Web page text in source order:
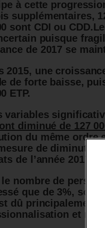
à cette
supplémentaires,
sont CDI ou
puisque
de 2017 se
2015, une
de forte baisse,
ETP.
variables
diminué de 127
du même ordre
de
de l’année 2017
nombre de
que de 3%, soit
dû principalement
et non